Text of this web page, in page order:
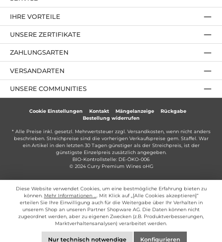
IHRE VORTEILE
ZAHLUNGSARTEN
UNSERE ZERTIFIKATE
UNSERE COMMUNITIES
VERSANDARTEN
Cookie Einstellungen Kontakt Mängelanzeige
Rückgabe
Bestellung widerrufen
* Alle Preise inkl. gesetzl. Mehrwertsteuer zzgl. Versandkosten, wenn nicht anders
beschrieben. Streichpreise sind die vorherigen Verkaufspreise gem. Staffel. War
ein Artikel in den letzten 30 Tagen günstiger als der Streichpreis, ist der
günstigste Einzelpreis zusätzlich angegeben.
BIO-Kontrollstelle: DE-ÖKO-006
© 2024 Curry Premium Wines oHG
Diese Website verwendet Cookies, um eine bestmögliche Erfahrung bieten zu
können. Mehr Informationen ...
. Mit Klick auf „[Alle Cookies akzeptieren]“
erteilen Sie Ihre Einwilligung auch für die Weitergabe über Ihr Verhalten in
unserem Shop an unseren Partner Shopware AG. Die Daten können nicht
zugeordnet werden, aber zu eigenen Zwecken (z.B. Produktverbesserungen,
Marktverhaltensanalysen) verarbeitet werden.
Nur technisch notwendige Konfigurieren